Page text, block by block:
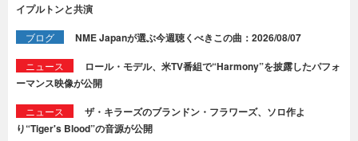
イプルトンと共演
ブログ NME Japanが選ぶ今週聴くべきこの曲：2026/08/07
ニュース
ロール・モデル、米TV番組で“Harmony”を披露したパフォ
ーマンス映像が公開
ニュース
ザ・キラーズのブランドン・フラワーズ、ソロ作よ
り“Tiger's Blood”の音源が公開